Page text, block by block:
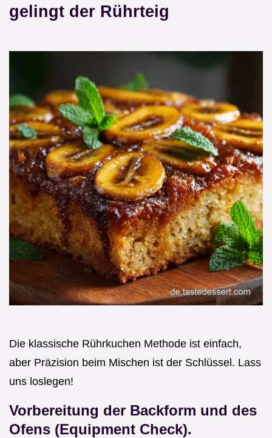
gelingt der Rührteig
Die klassische Rührkuchen Methode ist einfach,
aber Präzision beim Mischen ist der Schlüssel. Lass
uns loslegen!
Vorbereitung der Backform und des
Ofens (Equipment Check).